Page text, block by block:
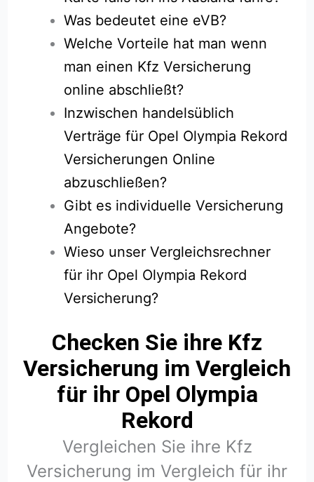
Was bedeutet eine eVB?
Welche Vorteile hat man wenn
man einen Kfz Versicherung
online abschließt?
Inzwischen handelsüblich
Verträge für Opel Olympia Rekord
Versicherungen Online
abzuschließen?
Gibt es individuelle Versicherung
Angebote?
Wieso unser Vergleichsrechner
für ihr Opel Olympia Rekord
Versicherung?
Checken Sie ihre Kfz
Versicherung im Vergleich
für ihr Opel Olympia
Rekord
Vergleichen Sie ihre Kfz
Versicherung im Vergleich für ihr